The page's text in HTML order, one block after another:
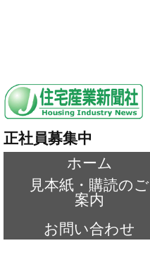
正社員募集中
ホーム
見本紙・購読のご
案内
お問い合わせ